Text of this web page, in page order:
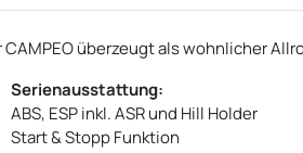
CAMPEO überzeugt als wohnlicher
Serienausstattung:
ABS, ESP inkl. ASR und Hill Holder
Start & Stopp Funktion